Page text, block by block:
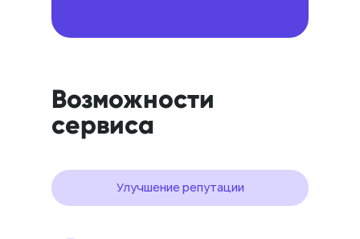
Возможности
сервиса
Улучшение репутации